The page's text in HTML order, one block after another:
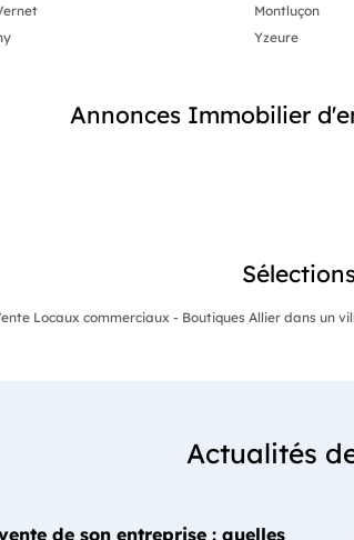
Montluçon
Yzeure
Annonces Immobilier
Locaux commerciaux - Boutiques Allier dans un
Actualités
de son entreprise : quelles